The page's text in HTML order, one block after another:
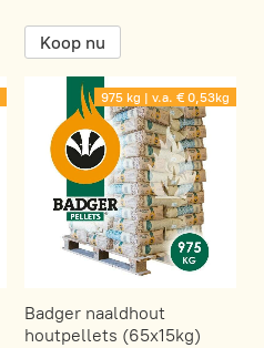
Koop nu
975 kg | v.a. € 0,53kg
Badger naaldhout
houtpellets (65x15kg)